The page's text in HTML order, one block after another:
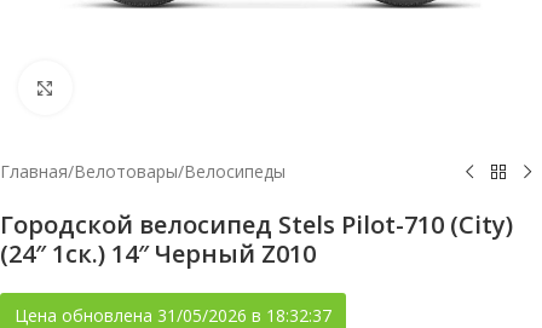
Главная/Велотовары/Велосипеды
Городской велосипед Stels Pilot-710 (City)
(24″ 1ск.) 14″ Черный Z010
Цена обновлена 31/05/2026 в 18:32:37